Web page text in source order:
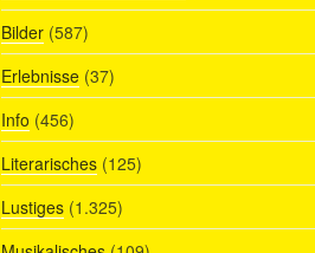
Bilder(587)
Erlebnisse(37)
Info (456)
Literarisches(125)
Lustiges(1.325)